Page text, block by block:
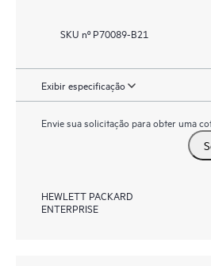
SKU nº P70089-B21
Exibir especificação
Envie sua solicitação para obter uma
HEWLETT PACKARD
ENTERPRISE